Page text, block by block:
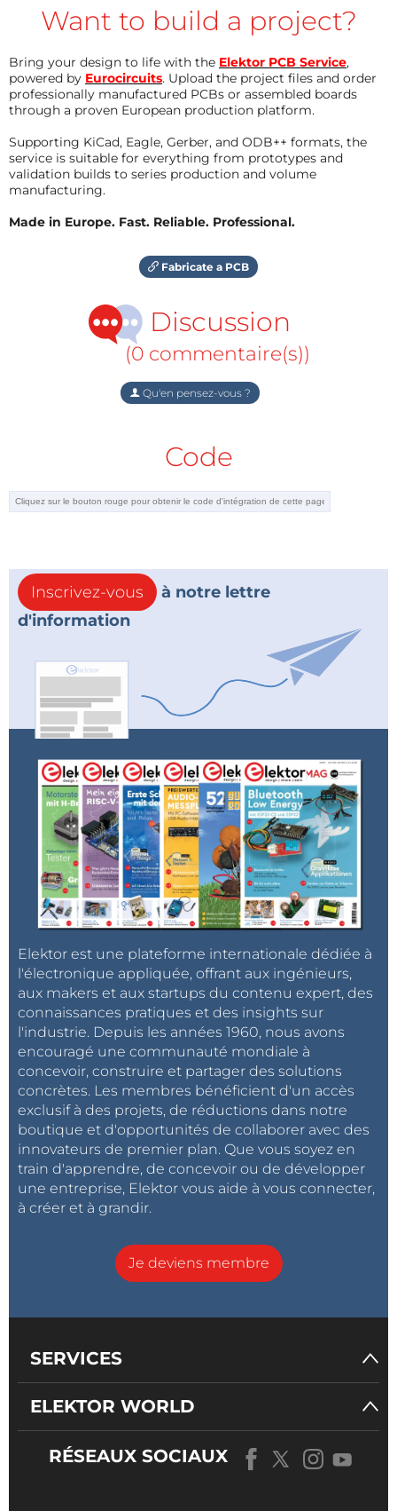
Want to build a project?
Bring your design to life with the Elektor PCB Service,
powered by Eurocircuits. Upload the project files and order
professionally manufactured PCBs or assembled boards
through a proven European production platform.
Supporting KiCad, Eagle, Gerber, and ODB++ formats, the
service is suitable for everything from prototypes and
validation builds to series production and volume
manufacturing.
Made in Europe. Fast. Reliable. Professional.
Fabricate a PCB
Discussion
(0 commentaire(s))
Qu'en pensez-vous ?
Code
Inscrivez-vous
à notre lettre
d'information
Elektor est une plateforme internationale dédiée à
l'électronique appliquée, offrant aux ingénieurs,
aux makers et aux startups du contenu expert, des
connaissances pratiques et des insights sur
l'industrie. Depuis les années 1960, nous avons
encouragé une communauté mondiale à
concevoir, construire et partager des solutions
concrètes. Les membres bénéficient d'un accès
exclusif à des projets, de réductions dans notre
boutique et d'opportunités de collaborer avec des
innovateurs de premier plan. Que vous soyez en
train d'apprendre, de concevoir ou de développer
une entreprise, Elektor vous aide à vous connecter,
à créer et à grandir.
Je deviens membre
SERVICES
ELEKTOR WORLD
RÉSEAUX SOCIAUX